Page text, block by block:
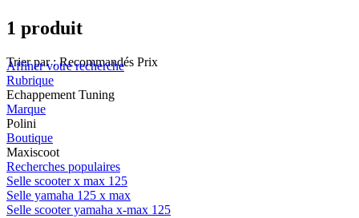
1 produit
Trier par : Recommandés Prix
Affiner votre recherche
Rubrique
Echappement Tuning
Marque
Polini
Boutique
Maxiscoot
Recherches populaires
Selle scooter x max 125
Selle yamaha 125 x max
Selle scooter yamaha x-max 125